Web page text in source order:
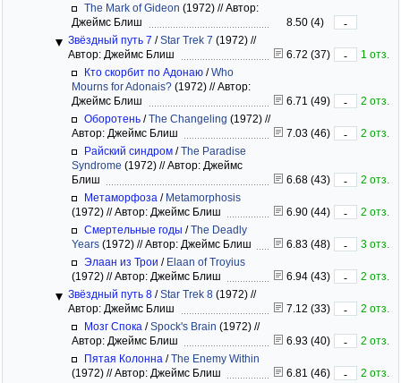
The Mark of Gideon (1972) //Автор:
Джеймс Блиш
8.50 (4)
-
Звёздный путь 7 /Star Trek 7 (1972) //
Автор: Джеймс Блиш
6.72 (37) -
1 отз.
Кто скорбит по Адонаю /Who
Mourns for Adonais? (1972) //Автор:
Джеймс Блиш
6.71 (49) -
2 отз.
Оборотень /The Changeling (1972) //
Автор: Джеймс Блиш
7.03 (46) -
2 отз.
Райский синдром /The Paradise
Syndrome (1972) //Автор: Джеймс
Блиш
6.68 (43) -
2 отз.
Метаморфоза / Metamorphosis
(1972) //Автор: Джеймс Блиш 6.90 (44) -
2 отз.
Смертельные годы /The Deadly
Years (1972) //Автор: Джеймс Блиш 6.83 (48) -
3 отз.
Элаан из Трои / Elaan of Troyius
(1972) //Автор: Джеймс Блиш 6.94 (43) -
2 отз.
Звёздный путь 8 /Star Trek 8 (1972) //
Автор: Джеймс Блиш
7.12 (33) -
2 отз.
Мозг Спока /Spock's Brain (1972) //
Автор: Джеймс Блиш
6.93 (40) -
2 отз.
Пятая Колонна /The Enemy Within
(1972) //Автор: Джеймс Блиш 6.81 (46) -
2 отз.